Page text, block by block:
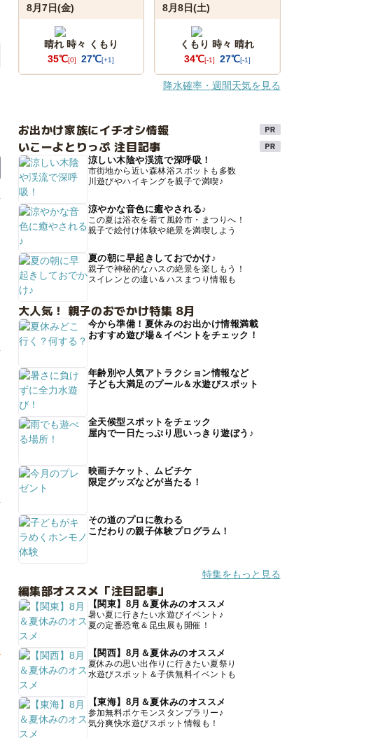
8月7日(金)
晴れ 時々 くもり
35℃[0] 27℃[+1]
8月8日(土)
くもり 時々 晴れ
34℃[-1] 27℃[-1]
降水確率・週間天気を見る
お出かけ家族にイチオシ情報
いこーよとりっぷ 注目記事
涼しい木陰や渓流で深呼吸！
市街地から近い森林浴スポットも多数
川遊びやハイキングを親子で満喫♪
涼やかな音色に癒やされる♪
この夏は浴衣を着て風鈴市・まつりへ！
親子で絵付け体験や絶景を満喫しよう
夏の朝に早起きしておでかけ♪
親子で神秘的なハスの絶景を楽しもう！
スイレンとの違い＆ハスまつり情報も
大人気！ 親子のおでかけ特集 8月
今から準備！夏休みのお出かけ情報満載
おすすめ遊び場＆イベントをチェック！
年齢別や人気アトラクション情報など
子ども大満足のプール＆水遊びスポット
全天候型スポットをチェック
屋内で一日たっぷり思いっきり遊ぼう♪
映画チケット、ムビチケ
限定グッズなどが当たる！
その道のプロに教わる
こだわりの親子体験プログラム！
特集をもっと見る
編集部オススメ「注目記事」
【関東】8月＆夏休みのオススメ
暑い夏に行きたい水遊びイベント♪
夏の定番恐竜＆昆虫展も開催！
【関西】8月＆夏休みのオススメ
夏休みの思い出作りに行きたい夏祭り
水遊びスポット＆子供無料イベントも
【東海】8月＆夏休みのオススメ
参加無料ポケモンスタンプラリー♪
気分爽快水遊びスポット情報も！